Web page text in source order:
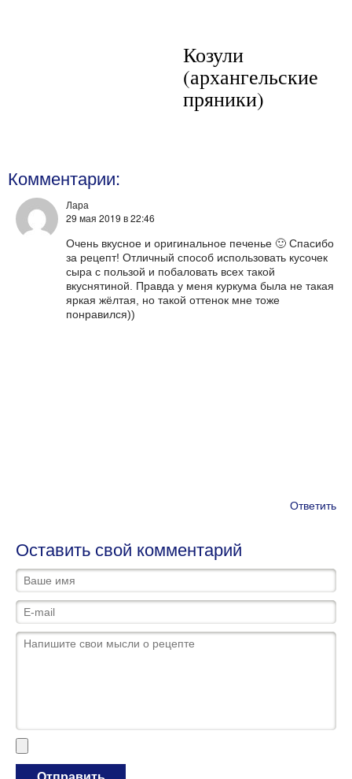
Козули
(архангельские
пряники)
Комментарии:
Лара
29 мая 2019 в 22:46
Очень вкусное и оригинальное печенье 🙂 Спасибо
за рецепт! Отличный способ использовать кусочек
сыра с пользой и побаловать всех такой
вкуснятиной. Правда у меня куркума была не такая
яркая жёлтая, но такой оттенок мне тоже
понравился))
Ответить
Оставить свой комментарий